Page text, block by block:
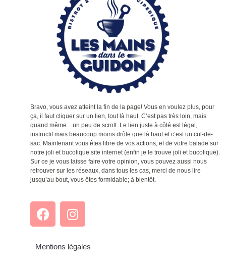
Bravo, vous avez atteint la fin de la page! Vous en voulez plus, pour
ça, il faut cliquer sur un lien, tout là haut. C’est pas très loin, mais
quand même…un peu de scroll. Le lien juste à côté est légal,
instructif mais beaucoup moins drôle que là haut et c’est un cul-de-
sac. Maintenant vous êtes libre de vos actions, et de votre balade sur
notre joli et bucolique site internet (enfin je le trouve joli et bucolique).
Sur ce je vous laisse faire votre opinion, vous pouvez aussi nous
retrouver sur les réseaux, dans tous les cas, merci de nous lire
jusqu’au bout, vous êtes formidable; à bientôt.
Mentions légales